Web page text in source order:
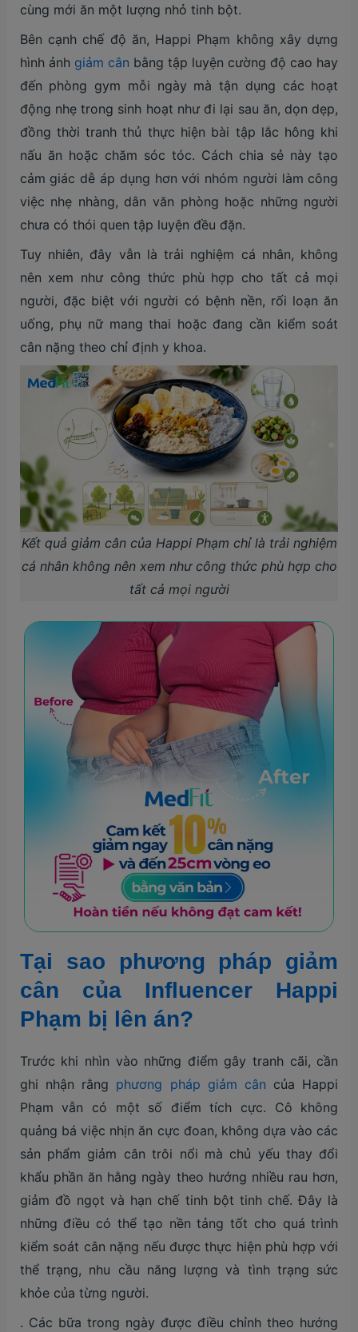
cùng mới ăn một lượng nhỏ tinh bột.
Bên cạnh chế độ ăn, Happi Phạm không xây dựng
hình ảnh giảm cân bằng tập luyện cường độ cao hay
đến phòng gym mỗi ngày mà tận dụng các hoạt
động nhẹ trong sinh hoạt như đi lại sau ăn, dọn dẹp,
đồng thời tranh thủ thực hiện bài tập lắc hông khi
nấu ăn hoặc chăm sóc tóc. Cách chia sẻ này tạo
cảm giác dễ áp dụng hơn với nhóm người làm công
việc nhẹ nhàng, dân văn phòng hoặc những người
chưa có thói quen tập luyện đều đặn.
Tuy nhiên, đây vẫn là trải nghiệm cá nhân, không
nên xem như công thức phù hợp cho tất cả mọi
người, đặc biệt với người có bệnh nền, rối loạn ăn
uống, phụ nữ mang thai hoặc đang cần kiểm soát
cân nặng theo chỉ định y khoa.
Kết quả giảm cân của Happi Phạm chỉ là trải nghiệm
cá nhân không nên xem như công thức phù hợp cho
tất cả mọi người
Tại sao phương pháp giảm
cân của Influencer Happi
Phạm bị lên án?
Trước khi nhìn vào những điểm gây tranh cãi, cần
ghi nhận rằng phương pháp giảm cân của Happi
Phạm vẫn có một số điểm tích cực. Cô không
quảng bá việc nhịn ăn cực đoan, không dựa vào các
sản phẩm giảm cân trôi nổi mà chủ yếu thay đổi
khẩu phần ăn hằng ngày theo hướng nhiều rau hơn,
giảm đồ ngọt và hạn chế tinh bột tinh chế. Đây là
những điều có thể tạo nền tảng tốt cho quá trình
kiểm soát cân nặng nếu được thực hiện phù hợp với
thể trạng, nhu cầu năng lượng và tình trạng sức
khỏe của từng người.
. Các bữa trong ngày được điều chỉnh theo hướng